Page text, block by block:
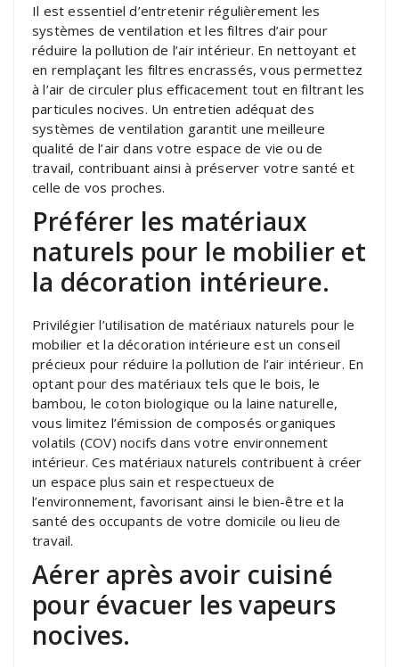
Il est essentiel d’entretenir régulièrement les
systèmes de ventilation et les filtres d’air pour
réduire la pollution de l’air intérieur. En nettoyant et
en remplaçant les filtres encrassés, vous permettez
à l’air de circuler plus efficacement tout en filtrant les
particules nocives. Un entretien adéquat des
systèmes de ventilation garantit une meilleure
qualité de l’air dans votre espace de vie ou de
travail, contribuant ainsi à préserver votre santé et
celle de vos proches.
Préférer les matériaux
naturels pour le mobilier et
la décoration intérieure.
Privilégier l’utilisation de matériaux naturels pour le
mobilier et la décoration intérieure est un conseil
précieux pour réduire la pollution de l’air intérieur. En
optant pour des matériaux tels que le bois, le
bambou, le coton biologique ou la laine naturelle,
vous limitez l’émission de composés organiques
volatils (COV) nocifs dans votre environnement
intérieur. Ces matériaux naturels contribuent à créer
un espace plus sain et respectueux de
l’environnement, favorisant ainsi le bien-être et la
santé des occupants de votre domicile ou lieu de
travail.
Aérer après avoir cuisiné
pour évacuer les vapeurs
nocives.